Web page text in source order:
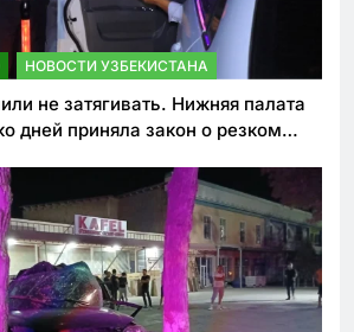
НОВОСТИ УЗБЕКИСТАНА
не затягивать. Нижняя палата
дней приняла закон о резком